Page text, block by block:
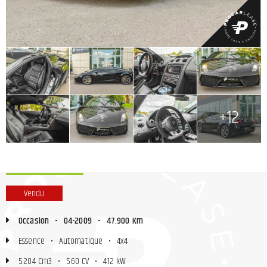
+ + +
+
+
+
+
+12
Vendu
Occasion • 04-2009 • 47.900 Km
Essence • Automatique • 4x4
5.204 Cm3 • 560 CV • 412 kW